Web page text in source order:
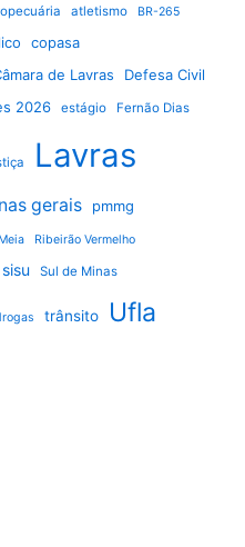
atletismo BR-265
copasa
de Lavras Defesa Civil
2026 estágio Fernão Dias
Lavras
gerais
pmmg
Ribeirão Vermelho
sisu Sul de Minas
trânsito Ufla